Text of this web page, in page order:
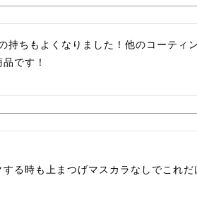
持ちもよくなりました！他のコーティ
です！
る時も上まつげマスカラなしでこれだ